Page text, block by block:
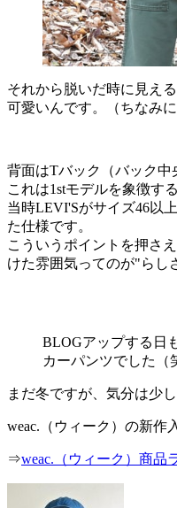
それから脱いだ時に見え
可愛いんです。（ちなみ
背面はTバック（バック中
これは1stモデルを象徴す
当時LEVI'Sがサイズ46以
た仕様です。
こういうポイントを押さ
けた雰囲気ってのが"らし
BLOGアップする日
カーパンツでした（
まだ冬ですが、気分は少し
weac.（ウィーク）の新作
⇒weac.（ウィーク）商品